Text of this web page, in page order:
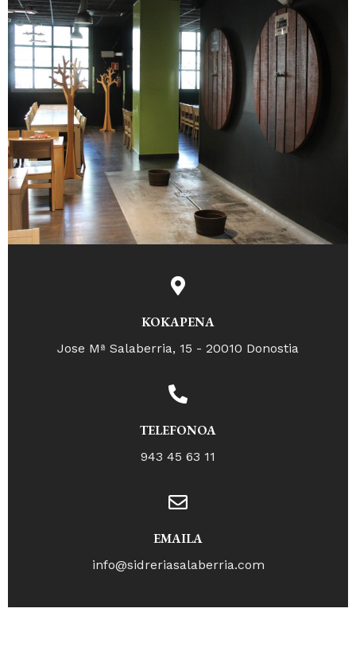
KOKAPENA
Jose Mª Salaberria, 15 - 20010 Donostia
TELEFONOA
943 45 63 11
EMAILA
info@sidreriasalaberria.com